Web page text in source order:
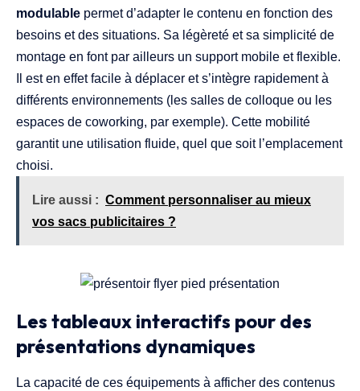
modulable permet d’adapter le contenu en fonction des
besoins et des situations. Sa légèreté et sa simplicité de
montage en font par ailleurs un support mobile et flexible.
Il est en effet facile à déplacer et s’intègre rapidement à
différents environnements (les salles de colloque ou les
espaces de coworking, par exemple). Cette mobilité
garantit une utilisation fluide, quel que soit l’emplacement
choisi.
Lire aussi : Comment personnaliser au mieux
vos sacs publicitaires ?
Les tableaux interactifs pour des
présentations dynamiques
La capacité de ces équipements à afficher des contenus